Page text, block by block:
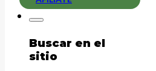
Buscar en el
sitioFallece Francisco